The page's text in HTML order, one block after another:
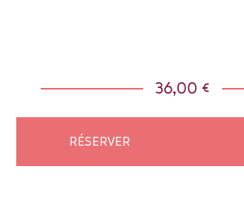
RÉSERVER
36,00 €